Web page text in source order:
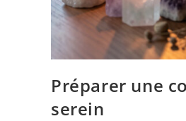
Préparer une
serein